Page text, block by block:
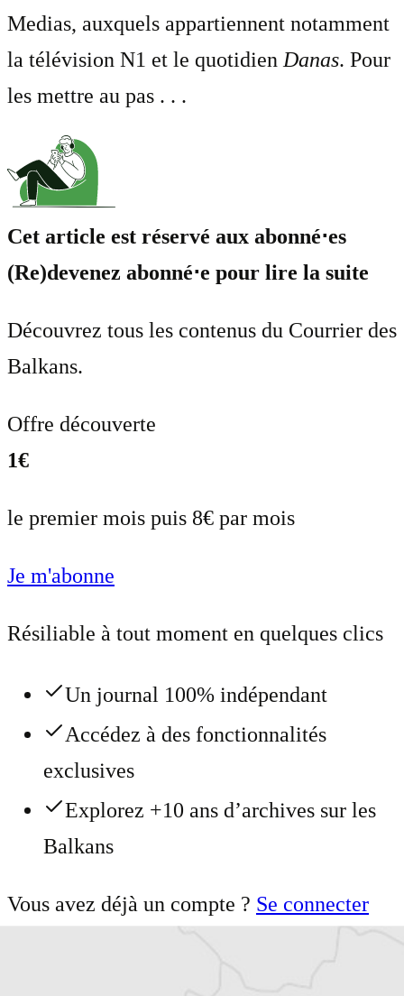
Medias, auxquels appartiennent notamment
la télévision N1 et le quotidien Danas. Pour
les mettre au pas . . .
Cet article est réservé aux abonné⋅es
(Re)devenez abonné⋅e pour lire la suite
Découvrez tous les contenus du Courrier des
Balkans.
Offre découverte
1€
le premier mois puis 8€ par mois
Je m'abonne
Résiliable à tout moment en quelques clics
Un journal 100% indépendant
Accédez à des fonctionnalités
exclusives
Explorez +10 ans d’archives sur les
Balkans
Vous avez déjà un compte ? Se connecter